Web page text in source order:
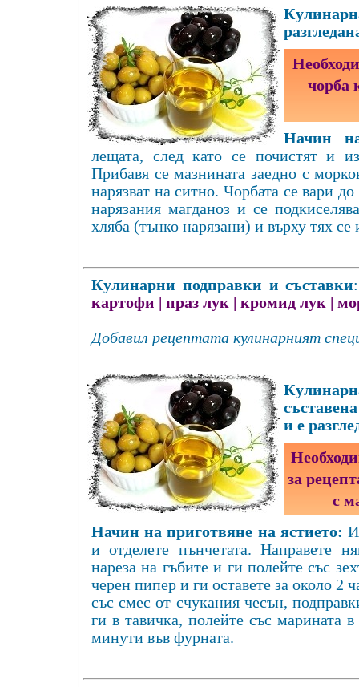
чорба
Начин
лещата, след като се почистят и
Прибавя се мазнината заедно с
нарязват на ситно. Чорбата се вари
нарязания магданоз и се
хляба (тънко нарязани) и върху тях се
Кулинарни подправки и съставки
картофи
праз лук кромид лук
Добавил рецептата кулинарният
и е
за
с
Начин на приготвяне на ястието:
и отделете пънчетата. Направете
нареза на гъбите и ги полейте със
черен пипер и ги оставете за около 2
със смес от счукания чесън,
ги в тавичка, полейте със марината
минути във фурната.